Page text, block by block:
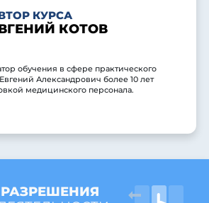
КУРСА
КОТОВ
обучения в сфере практического
Александрович более 10 лет
медицинского персонала.